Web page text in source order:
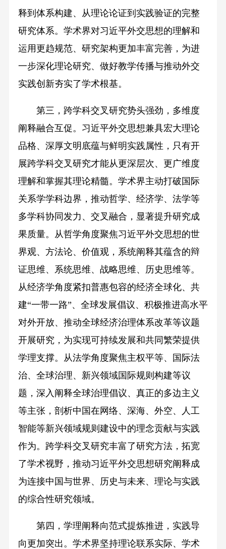
释到体系构建、从理论论证到实践验证的完整
研究体系。学术界对习近平外交思想的理解和
运用更趋规范、研究架构更加丰富完善，为进
一步深化理论研究、做好教学传播与推动外交
实践创新夯实了学术根基。
第三，跨学科交叉研究势头强劲，多维度
阐释融合互促。习近平外交思想兼具宏大理论
品格、深厚文明底蕴与鲜明实践属性，只有开
展跨学科交叉研究才能从更深层次、更广维度
理解和掌握其理论精髓。学术界主动打破国际
关系学学科边界，推动哲学、经济学、法学等
多学科协同发力、交叉融合，显著提升研究成
果质量。从哲学角度聚焦习近平外交思想的世
界观、方法论、价值观，系统阐释其蕴含的辩
证思维、系统思维、战略思维、历史思维等。
从经济学角度紧扣普惠包容的经济全球化、共
建“一带一路”、全球发展倡议、积极推进高水平
对外开放、推动全球经济治理体系改革等议题
开展研究，为实现可持续发展和共同繁荣提供
学理支撑。从法学角度聚焦主权平等、国际法
治、全球治理、新兴领域国际规则构建等议
题，深入阐释全球治理倡议、真正的多边主义
等主张，剖析中国在网络、深海、外空、人工
智能等新兴领域规则建设中的理念贡献与实践
作为。跨学科交叉研究丰富了研究方法，拓宽
了学术视野，推动习近平外交思想研究阐释成
为连接中国与世界、历史与未来、理论与实践
的综合性研究领域。
第四，学理阐释向范式提炼推进，实践导
向更加突出。学术界坚持理论联系实际、学术